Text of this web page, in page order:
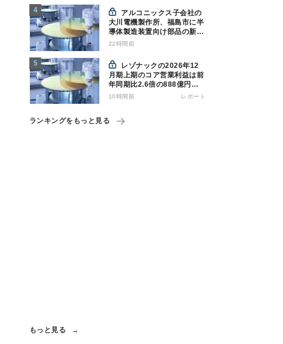
大川電機製作所、福島市に半
導体製造装置向け部品の新工
場建設を決定
22時間前
月期上期のコア営業利益は前
年同期比2.6倍の888億円、
AI向け半導体材料が好調
10時間前 レポート
ランキングをもっと見る
もっと見る